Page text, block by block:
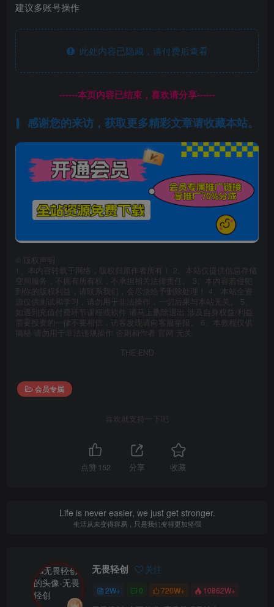
建议多账号操作
此处内容已隐藏，请付费后查看
------本页内容已结束，喜欢请分享------
感谢您的来访，获取更多精彩文章请收藏本站。
版权声明
1、本内容转载于网络，版权归原作者所有！ 2、本站仅提供信息存储
空间服务，不拥有所有权，不承担相关法律责任。 3、本内容若侵犯
到你的版权利益，请联系我们，会尽快给予删除处理！ 4、本站全资
源仅供测试和学习，请勿用于非法操作，一切后果与本站无关。 5、
如遇到充值付费环节课程或软件 请马上删除退出 涉及自身权益/利益
需要投资的一律不要相信，访客发现请向客服举报。 6、本教程仅供
揭秘 请勿用于非法违规操作 否则和作者 官网 无关
THE END
会员专属
喜欢就支持一下吧
点赞 152 分享 收藏
Life is never easier, we just get stronger.
生活从未变得容易，只是我们变得更加坚强
无畏轻创 关注
2W+ 0 720W+ 10862W+